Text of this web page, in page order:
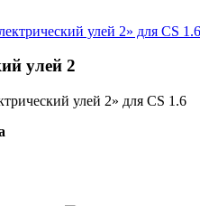
улей 2
улей 2» для CS 1.6